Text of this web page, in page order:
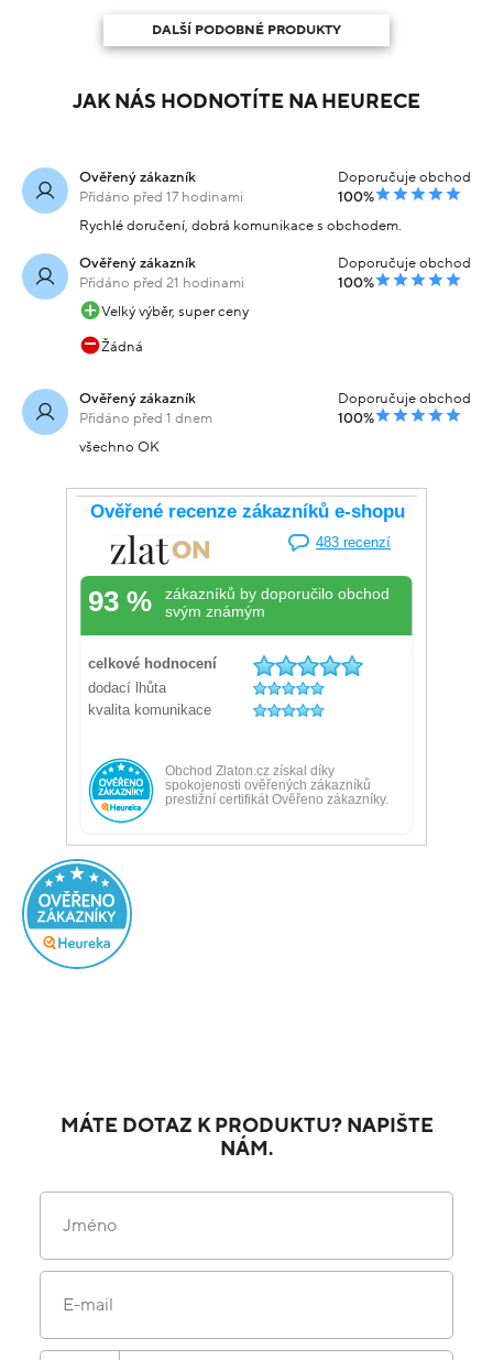
DALŠÍ PODOBNÉ PRODUKTY
JAK NÁS HODNOTÍTE NA HEURECE
Ověřený zákazník
Přidáno před 17 hodinami
Doporučuje obchod
100%
Rychlé doručení, dobrá komunikace s obchodem.
Ověřený zákazník
Přidáno před 21 hodinami
Doporučuje obchod
100%
Velký výběr, super ceny
Žádná
Ověřený zákazník
Přidáno před 1 dnem
Doporučuje obchod
100%
všechno OK
MÁTE DOTAZ K PRODUKTU? NAPIŠTE
NÁM.
Jméno
E-mail